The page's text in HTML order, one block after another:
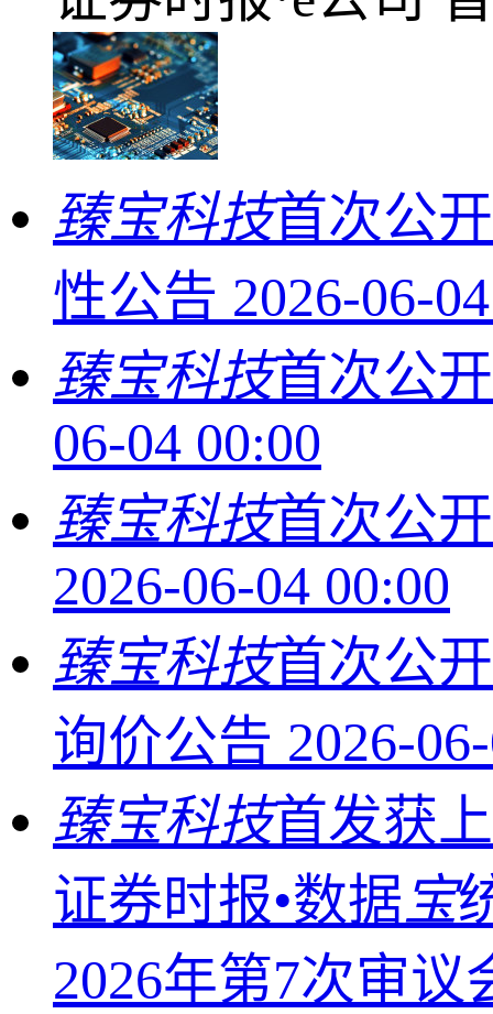
臻宝科技首次公
性公告 2026-06-
臻宝科技首次公
06-04 00:00
臻宝科技首次公
2026-06-04 00:00
臻宝科技首次公
询价公告 2026-
臻宝科技首发获
证券时报•数据 宝
2026年第7次审